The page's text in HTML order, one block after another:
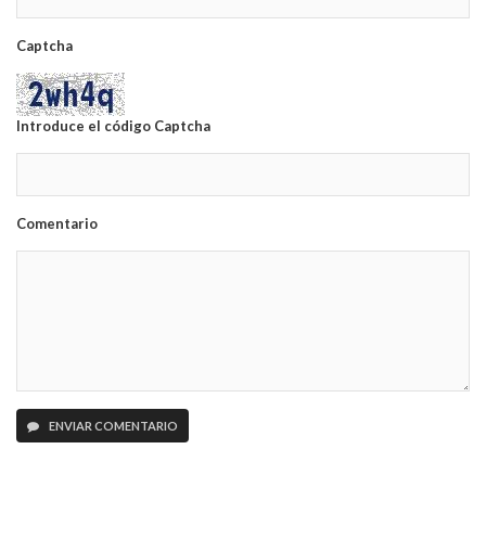
Captcha
Introduce el código Captcha
Comentario
ENVIAR COMENTARIO